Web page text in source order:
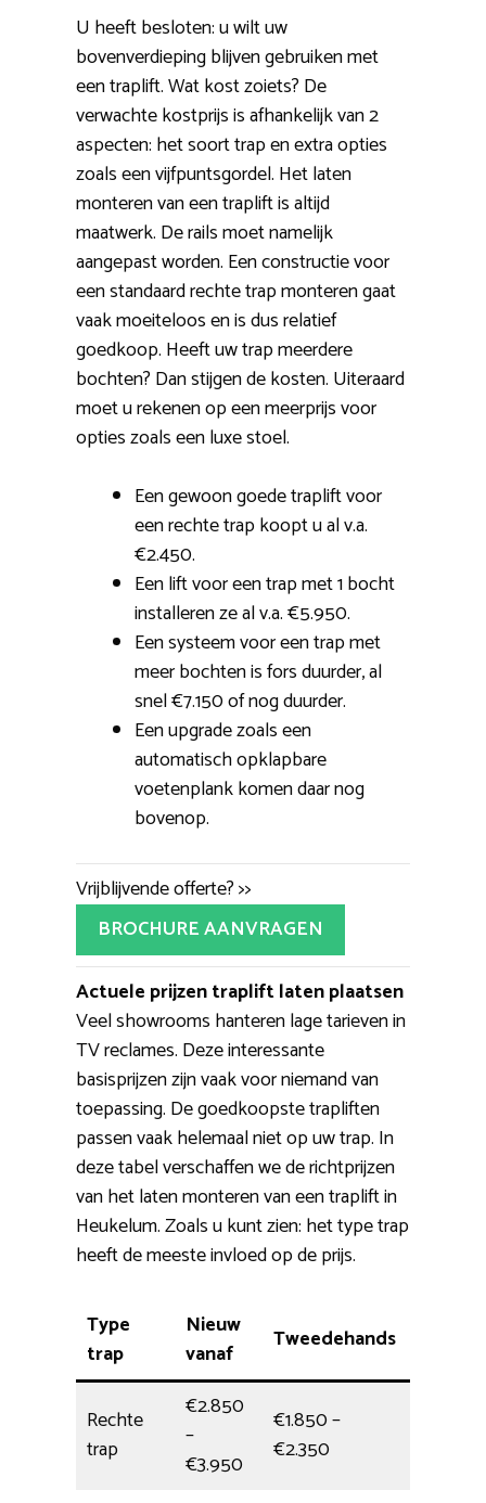
U heeft besloten: u wilt uw
bovenverdieping blijven gebruiken met
een traplift. Wat kost zoiets? De
verwachte kostprijs is afhankelijk van 2
aspecten: het soort trap en extra opties
zoals een vijfpuntsgordel. Het laten
monteren van een traplift is altijd
maatwerk. De rails moet namelijk
aangepast worden. Een constructie voor
een standaard rechte trap monteren gaat
vaak moeiteloos en is dus relatief
goedkoop. Heeft uw trap meerdere
bochten? Dan stijgen de kosten. Uiteraard
moet u rekenen op een meerprijs voor
opties zoals een luxe stoel.
Een gewoon goede traplift voor
een rechte trap koopt u al v.a.
€2.450.
Een lift voor een trap met 1 bocht
installeren ze al v.a. €5.950.
Een systeem voor een trap met
meer bochten is fors duurder, al
snel €7.150 of nog duurder.
Een upgrade zoals een
automatisch opklapbare
voetenplank komen daar nog
bovenop.
Vrijblijvende offerte? >>
BROCHURE AANVRAGEN
Actuele prijzen traplift laten plaatsen
Veel showrooms hanteren lage tarieven in
TV reclames. Deze interessante
basisprijzen zijn vaak voor niemand van
toepassing. De goedkoopste trapliften
passen vaak helemaal niet op uw trap. In
deze tabel verschaffen we de richtprijzen
van het laten monteren van een traplift in
Heukelum. Zoals u kunt zien: het type trap
heeft de meeste invloed op de prijs.
Type
trap
Nieuw
vanaf
Tweedehands
Rechte
trap
€2.850
–
€3.950
€1.850 –
€2.350